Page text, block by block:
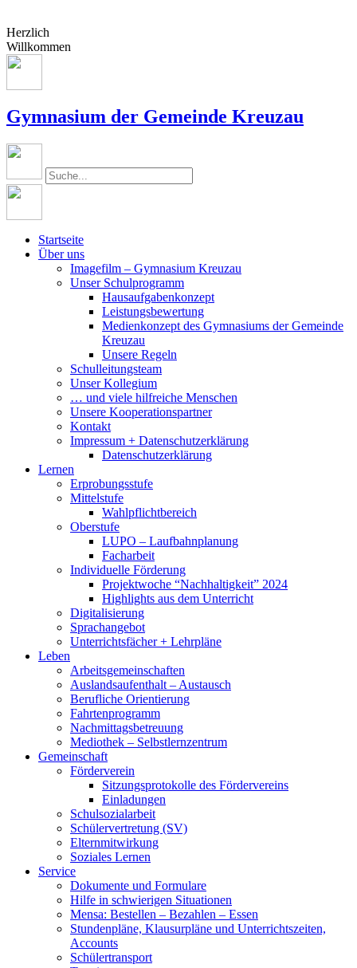
Herzlich
Willkommen
Gymnasium der Gemeinde Kreuzau
Startseite
Über uns
Imagefilm – Gymnasium Kreuzau
Unser Schulprogramm
Hausaufgabenkonzept
Leistungsbewertung
Medienkonzept des Gymnasiums der Gemeinde
Kreuzau
Unsere Regeln
Schulleitungsteam
Unser Kollegium
… und viele hilfreiche Menschen
Unsere Kooperationspartner
Kontakt
Impressum + Datenschutzerklärung
Datenschutzerklärung
Lernen
Erprobungsstufe
Mittelstufe
Wahlpflichtbereich
Oberstufe
LUPO – Laufbahnplanung
Facharbeit
Individuelle Förderung
Projektwoche “Nachhaltigkeit” 2024
Highlights aus dem Unterricht
Digitalisierung
Sprachangebot
Unterrichtsfächer + Lehrpläne
Leben
Arbeitsgemeinschaften
Auslandsaufenthalt – Austausch
Berufliche Orientierung
Fahrtenprogramm
Nachmittagsbetreuung
Mediothek – Selbstlernzentrum
Gemeinschaft
Förderverein
Sitzungsprotokolle des Fördervereins
Einladungen
Schulsozialarbeit
Schülervertretung (SV)
Elternmitwirkung
Soziales Lernen
Service
Dokumente und Formulare
Hilfe in schwierigen Situationen
Mensa: Bestellen – Bezahlen – Essen
Stundenpläne, Klausurpläne und Unterrichtszeiten,
Accounts
Schülertransport